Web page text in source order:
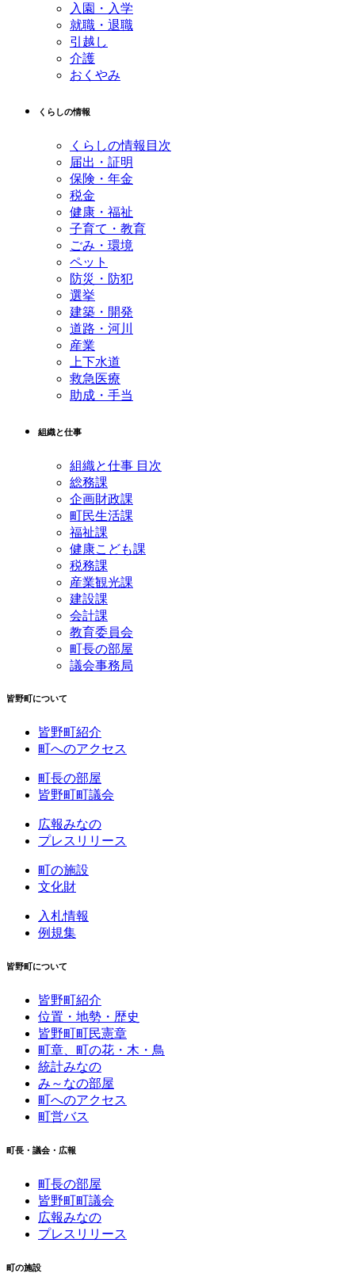
入園・入学
就職・退職
引越し
介護
おくやみ
くらしの情報
くらしの情報目次
届出・証明
保険・年金
税金
健康・福祉
子育て・教育
ごみ・環境
ペット
防災・防犯
選挙
建築・開発
道路・河川
産業
上下水道
救急医療
助成・手当
組織と仕事
組織と仕事 目次
総務課
企画財政課
町民生活課
福祉課
健康こども課
税務課
産業観光課
建設課
会計課
教育委員会
町長の部屋
議会事務局
皆野町について
皆野町紹介
町へのアクセス
町長の部屋
皆野町町議会
広報みなの
プレスリリース
町の施設
文化財
入札情報
例規集
皆野町について
皆野町紹介
位置・地勢・歴史
皆野町町民憲章
町章、町の花・木・鳥
統計みなの
み～なの部屋
町へのアクセス
町営バス
町長・議会・広報
町長の部屋
皆野町町議会
広報みなの
プレスリリース
町の施設